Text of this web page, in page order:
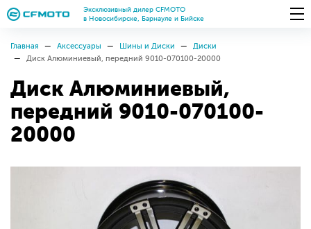
Эксклюзивный дилер CFMOTO
в Новосибирске, Барнауле и Бийске
Главная Аксессуары Шины и Диски
Диски
Диск Алюминиевый, передний 9010-070100-20000
Диск Алюминиевый,
передний 9010-070100-
20000